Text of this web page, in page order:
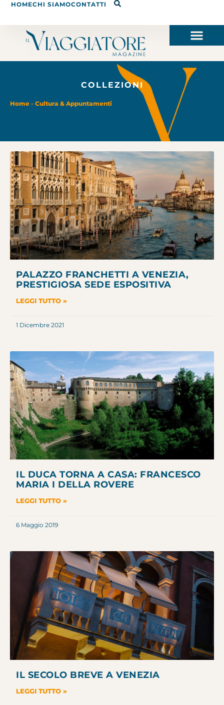
HOMECHI SIAMOCONTATTI
COLLEZIONI
Home - Cultura & Appuntamenti
PALAZZO FRANCHETTI A VENEZIA,
PRESTIGIOSA SEDE ESPOSITIVA
LEGGI TUTTO »
1 Dicembre 2021
IL DUCA TORNA A CASA: FRANCESCO
MARIA I DELLA ROVERE
LEGGI TUTTO »
6 Maggio 2019
IL SECOLO BREVE A VENEZIA
LEGGI TUTTO »